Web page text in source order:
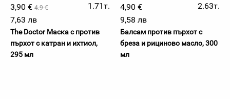
3,90 € 4.9 €
1.71т.
7,63 лв
The Doctor Маска с против
пърхот с катран и ихтиол,
295 мл
4,90 €
2.63т.
9,58 лв
Балсам против пърхот с
бреза и рициново масло, 300
мл